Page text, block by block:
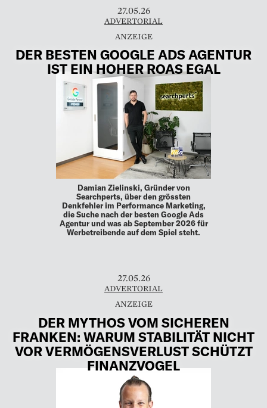
27.05.26
ADVERTORIAL
DER BESTEN GOOGLE ADS AGENTUR
IST EIN HOHER ROAS EGAL
Damian Zielinski, Gründer von
Searchperts, über den grössten
Denkfehler im Performance Marketing,
die Suche nach der besten Google Ads
Agentur und was ab September 2026 für
Werbetreibende auf dem Spiel steht.
27.05.26
ADVERTORIAL
DER MYTHOS VOM SICHEREN
FRANKEN: WARUM STABILITÄT NICHT
VOR VERMÖGENSVERLUST SCHÜTZT
FINANZVOGEL